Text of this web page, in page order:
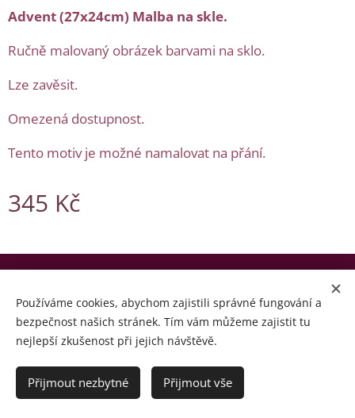
Advent (27x24cm) Malba na skle.
Ručně malovaný obrázek barvami na sklo.
Lze zavěsit.
Omezená dostupnost.
Tento motiv je možné namalovat na přání.
345 Kč
Cookies
Jazyky
Čeština
English
Používáme cookies, abychom zajistili správné fungování a
bezpečnost našich stránek. Tím vám můžeme zajistit tu
nejlepší zkušenost při jejich návštěvě.
Přijmout nezbytné Přijmout vše